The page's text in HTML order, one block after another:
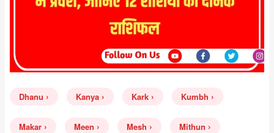
Dhanu Kanya Kark Kumbh
Makar Meen Mesh Mithun